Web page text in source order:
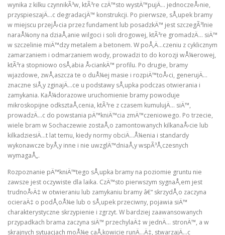
wynika z kilku czynnikÃ³w, ktÃ³re czÄ™sto wystÄ™pujÄ… jednoczeÅ›nie,
przyspieszajÄ…c degradacjÄ™ konstrukcji. Po pierwsze, sÅ‚upek bramy
w miejscu przejÅ›cia przez fundament lub posadzkÄ™ jest szczegÃ³lnie
naraÅ¼ony na dziaÅ‚anie wilgoci i soli drogowej, ktÃ³re gromadzÄ… siÄ™
w szczelinie miÄ™dzy metalem a betonem. W poÅ‚Ä…czeniu z cyklicznym
zamarzaniem i odmarzaniem wody, prowadzi to do korozji wÅ¼erowej,
ktÃ³ra stopniowo osÅ‚abia Å›ciankÄ™ profilu. Po drugie, bramy
wjazdowe, zwÅ‚aszcza te o duÅ¼ej masie i rozpiÄ™toÅ›ci, generujÄ…
znaczne siÅ‚y zginajÄ…ce u podstawy sÅ‚upka podczas otwierania i
zamykania. KaÅ¼dorazowe uruchomienie bramy powoduje
mikroskopijne odksztaÅ‚cenia, ktÃ³re z czasem kumulujÄ… siÄ™,
prowadzÄ…c do powstania pÄ™kniÄ™cia zmÄ™czeniowego. Po trzecie,
wiele bram w Sochaczewie zostaÅ‚o zamontowanych kilkanaÅ›cie lub
kilkadziesiÄ…t lat temu, kiedy normy obciÄ…Å¼enia i standardy
wykonawcze byÅ‚y inne i nie uwzglÄ™dniaÅ‚y wspÃ³Å‚czesnych
wymagaÅ„.
Rozpoznanie pÄ™kniÄ™tego sÅ‚upka bramy na poziomie gruntu nie
zawsze jest oczywiste dla laika. CzÄ™sto pierwszym sygnaÅ‚em jest
trudnoÅ›Ä‡ w otwieraniu lub zamykaniu bramy â€“ skrzydÅ‚o zaczyna
ocieraÄ‡ o podÅ‚oÅ¼e lub o sÅ‚upek przeciwny, pojawia siÄ™
charakterystyczne skrzypienie i zgrzyt. W bardziej zaawansowanych
przypadkach brama zaczyna siÄ™ przechylaÄ‡ w jednÄ… stronÄ™, a w
skrajnych sytuacjach moÅ¼e caÅ‚kowicie runÄ…Ä‡, stwarzajÄ…c